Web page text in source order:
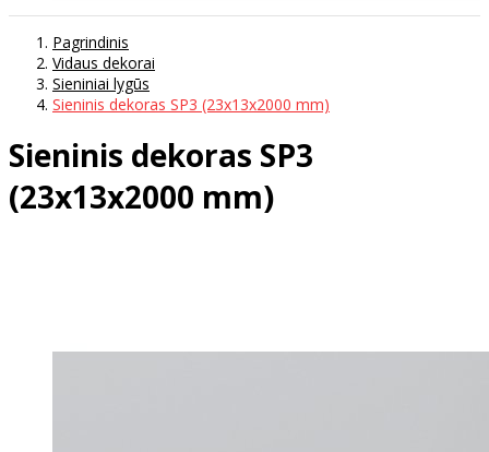
Pagrindinis
Vidaus dekorai
Sieniniai lygūs
Sieninis dekoras SP3 (23x13x2000 mm)
Sieninis dekoras SP3
(23x13x2000 mm)